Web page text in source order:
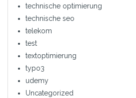
technische optimierung
technische seo
telekom
test
textoptimierung
typo3
udemy
Uncategorized